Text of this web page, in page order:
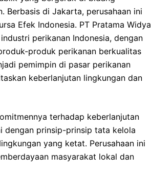
Berbasis di Jakarta, perusahaan ini
Efek Indonesia. PT Pratama Widya
perikanan Indonesia, dengan
produk perikanan berkualitas
pemimpin di pasar perikanan
keberlanjutan lingkungan dan
terhadap keberlanjutan
dengan prinsip-prinsip tata kelola
yang ketat. Perusahaan ini
masyarakat lokal dan